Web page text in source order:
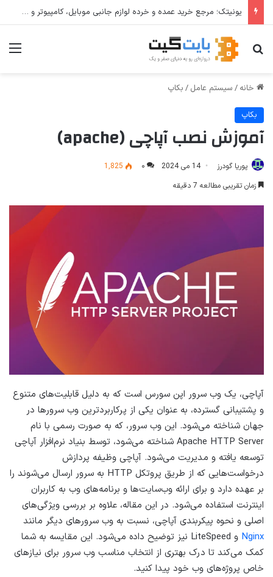
یونیتک؛ مرجع خرید عمده و خرده لوازم جانبی موبایل، کامپیوتر و تجهیزات دیجیتال
جستجو برای
خانه / سیستم عامل / بکاپ
بکاپ
آموزش نصب آپاچی (apache)
پوریا گودرز 14 می 2024 ۰
1,825
زمان تقریبی مطالعه 7 دقیقه
آپاچی، یک وب سرور اپن سورس است که به دلیل قابلیت‌های متنوع
و پشتیبانی گسترده، به عنوان یکی از پرکاربردترین وب سرورها در
جهان شناخته می‌شود. این وب سرور، که به صورت رسمی با نام
Apache HTTP Server شناخته می‌شود، توسط بنیاد نرم‌افزار آپاچی
توسعه یافته و مدیریت می‌شود. آپاچی وظیفه پردازش
درخواست‌هایی که از طریق پروتکل HTTP به سرور ارسال می‌شوند را
بر عهده دارد و برای ارائه وب‌سایت‌ها و برنامه‌های وب به کاربران
اینترنت استفاده می‌شود. در این مقاله، علاوه بر بررسی ویژگی‌های
اصلی و نحوه پیکربندی آپاچی، نسبت به وب سرورهای دیگر مانند
Nginx
و LiteSpeed نیز توضیح داده می‌شود. این مقایسه به شما
کمک می‌کند تا درک بهتری از انتخاب مناسب وب سرور برای نیازهای
خاص پروژه‌های وب خود پیدا کنید.